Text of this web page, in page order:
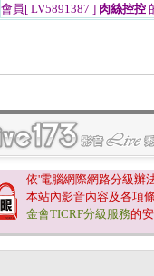
會員[ LV5891387 ] 肉絲控控
依'電腦網際網路分級辦
本站內影音內容及各項
金會TICRF分級服務的